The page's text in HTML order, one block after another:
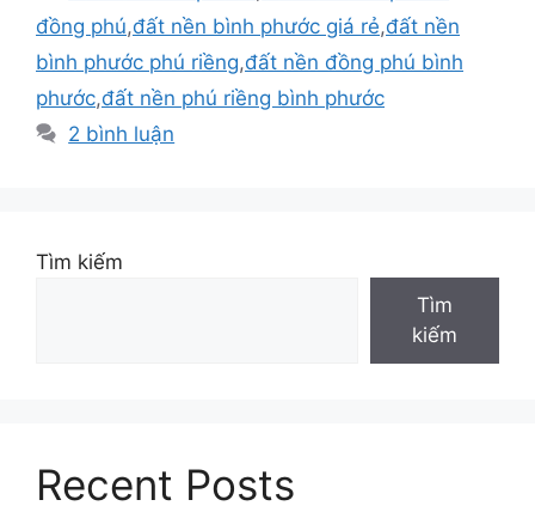
đồng phú,đất nền bình phước giá rẻ,đất nền
bình phước phú riềng,đất nền đồng phú bình
phước,đất nền phú riềng bình phước
2 bình luận
Tìm kiếm
Tìm
kiếm
Recent Posts